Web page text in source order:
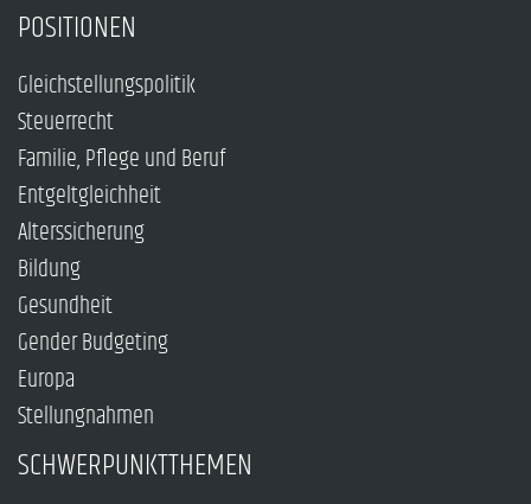
POSITIONEN
Gleichstellungspolitik
Steuerrecht
Familie, Pflege und Beruf
Entgeltgleichheit
Alterssicherung
Bildung
Gesundheit
Gender Budgeting
Europa
Stellungnahmen
SCHWERPUNKTTHEMEN